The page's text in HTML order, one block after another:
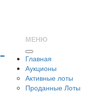
МЕНЮ
Главная
Аукционы
Активные лоты
Проданные Лоты